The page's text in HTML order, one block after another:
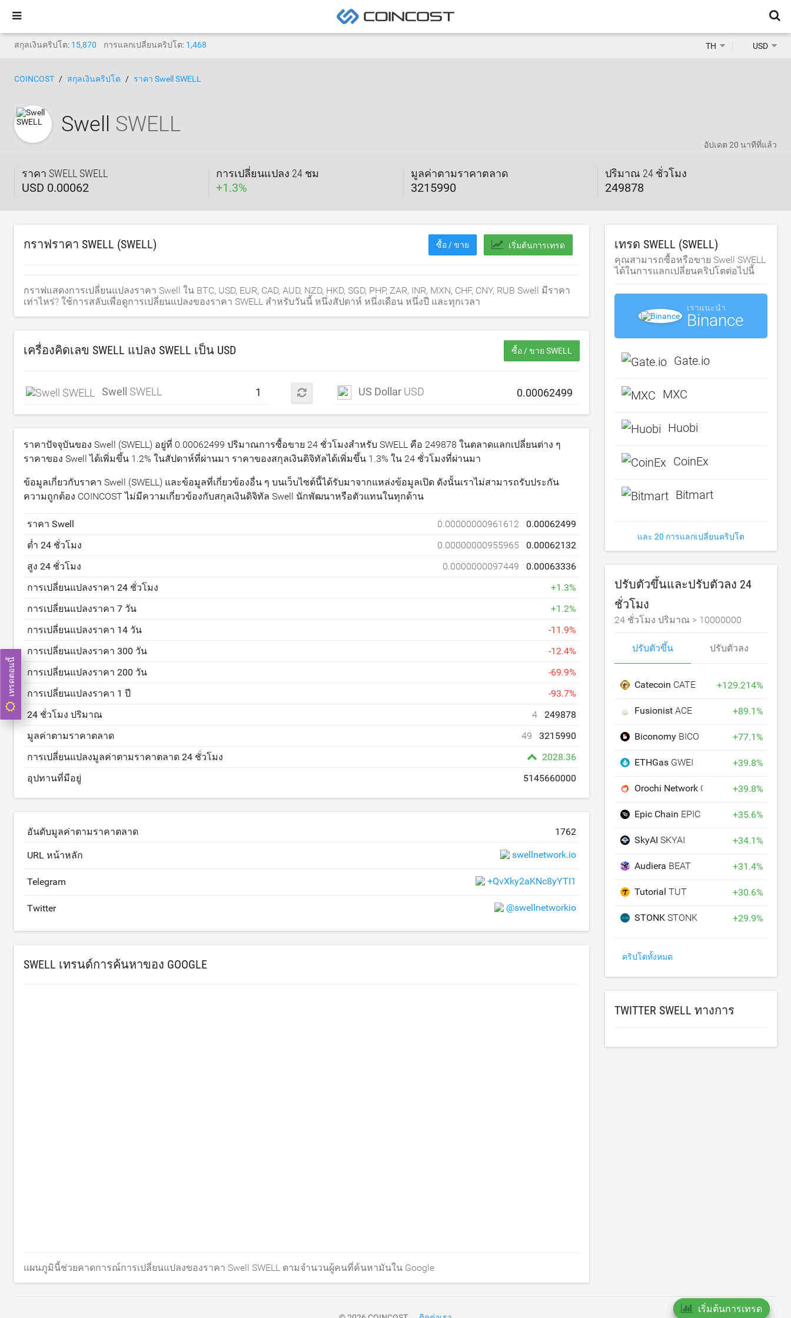
สกุลเงินคริปโต: 15,870 การแลกเปลี่ยนคริปโต: 1,468 TH USD
COINCOST สกุลเงินคริปโต ราคา Swell SWELL
Swell SWELL
ราคา SWELL SWELL
USD 0.00062
การเปลี่ยนแปลง 24 ชม
+1.3%
มูลค่าตามราคาตลาด
3215990
ปริมาณ 24 ชั่วโมง
249878
อัปเดต 20 นาทีที่แล้ว
กราฟราคา SWELL (SWELL) ซื้อ / ขาย เริ่มต้นการเทรด
กราฟแสดงการเปลี่ยนแปลงราคา Swell ใน BTC, USD, EUR, CAD, AUD, NZD, HKD, SGD, PHP, ZAR, INR, MXN, CHF, CNY, RUB Swell มีราคา
เท่าไหร่? ใช้การสลับเพื่อดูการเปลี่ยนแปลงของราคา SWELL สำหรับวันนี้ หนึ่งสัปดาห์ หนึ่งเดือน หนึ่งปี และทุกเวลา
เครื่องคิดเลข SWELL แปลง SWELL เป็น USD ซื้อ / ขาย SWELL
Swell SWELL US Dollar USD
ราคาปัจจุบันของ Swell (SWELL) อยู่ที่ 0.00062499 ปริมาณการซื้อขาย 24 ชั่วโมงสำหรับ SWELL คือ 249878 ในตลาดแลกเปลี่ยนต่าง ๆ
ราคาของ Swell ได้เพิ่มขึ้น 1.2% ในสัปดาห์ที่ผ่านมา ราคาของสกุลเงินดิจิทัลได้เพิ่มขึ้น 1.3% ใน 24 ชั่วโมงที่ผ่านมา
ข้อมูลเกี่ยวกับราคา Swell (SWELL) และข้อมูลที่เกี่ยวข้องอื่น ๆ บนเว็บไซต์นี้ได้รับมาจากแหล่งข้อมูลเปิด ดังนั้นเราไม่สามารถรับประกัน
ความถูกต้อง COINCOST ไม่มีความเกี่ยวข้องกับสกุลเงินดิจิทัล Swell นักพัฒนาหรือตัวแทนในทุกด้าน
ราคา Swell 0.00000000961612
0.00062499
ต่ำ 24 ชั่วโมง
0.00000000955965
0.00062132
สูง 24 ชั่วโมง
0.0000000097449
0.00063336
การเปลี่ยนแปลงราคา 24 ชั่วโมง
+1.3%
การเปลี่ยนแปลงราคา 7 วัน
+1.2%
การเปลี่ยนแปลงราคา 14 วัน
-11.9%
การเปลี่ยนแปลงราคา 300 วัน
-12.4%
การเปลี่ยนแปลงราคา 200 วัน
-69.9%
การเปลี่ยนแปลงราคา 1 ปี
-93.7%
24 ชั่วโมง ปริมาณ
4
249878
มูลค่าตามราคาตลาด
49
3215990
การเปลี่ยนแปลงมูลค่าตามราคาตลาด 24 ชั่วโมง
2028.36
อุปทานที่มีอยู่
5145660000
อันดับมูลค่าตามราคาตลาด 1762
URL หน้าหลัก swellnetwork.io
Telegram +QvXky2aKNc8yYTI1
Twitter @swellnetworkio
SWELL เทรนด์การค้นหาของ GOOGLE
แผนภูมินี้ช่วยคาดการณ์การเปลี่ยนแปลงของราคา Swell SWELL ตามจำนวนผู้คนที่ค้นหามันใน Google
เทรด SWELL (SWELL)
คุณสามารถซื้อหรือขาย Swell SWELL
ได้ในการแลกเปลี่ยนคริปโตต่อไปนี้
เราแนะนำ
Binance
Gate.io
MXC
Huobi
CoinEx
Bitmart
และ 20 การแลกเปลี่ยนคริปโต
ปรับตัวขึ้นและปรับตัวลง 24
ชั่วโมง
24 ชั่วโมง ปริมาณ > 10000000
ปรับตัวขึ้น ปรับตัวลง
Catecoin CATE +129.214%
FusionistACE +89.1%
Biconomy BICO +77.1%
ETHGas GWEI +39.8%
Orochi Network ON +39.8%
Epic Chain EPIC +35.6%
SkyAISKYAI +34.1%
Audiera BEAT +31.4%
TutorialTUT +30.6%
STONKSTONK +29.9%
คริปโตทั้งหมด
TWITTER SWELL ทางการ
เริ่มต้นการเทรด
เทรดตอนนี้